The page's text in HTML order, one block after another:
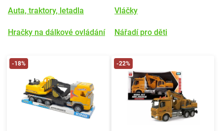
Auta, traktory, letadla
Hračky na dálkové ovládání
Vláčky
Nářadí pro děti
-18% -22%